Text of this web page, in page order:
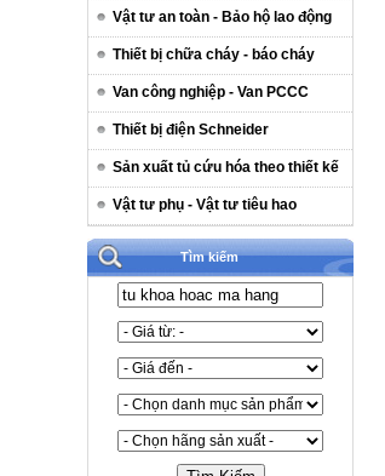
Vật tư an toàn - Bảo hộ lao động
Thiết bị chữa cháy - báo cháy
Van công nghiệp - Van PCCC
Thiết bị điện Schneider
Sản xuất tủ cứu hóa theo thiết kế
Vật tư phụ - Vật tư tiêu hao
Tìm kiếm